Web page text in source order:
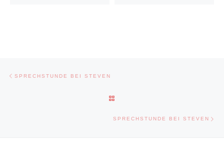
Beitragsnavigation
SPRECHSTUNDE BEI STEVEN
SPRECHSTUNDE BEI STEVEN